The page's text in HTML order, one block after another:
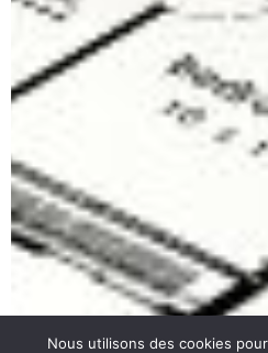
Nous utilisons des cookies